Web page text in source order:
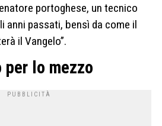
portoghese, un tecnico
anni passati, bensì da come il
il Vangelo”.
lo mezzo